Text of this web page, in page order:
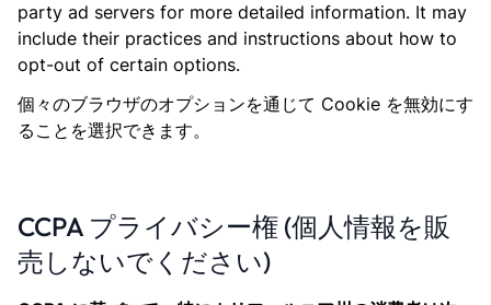
party ad servers for more detailed information. It may
include their practices and instructions about how to
opt-out of certain options.
個々のブラウザのオプションを通じて Cookie を無効にす
ることを選択できます。
CCPA プライバシー権 (個人情報を販
売しないでください)